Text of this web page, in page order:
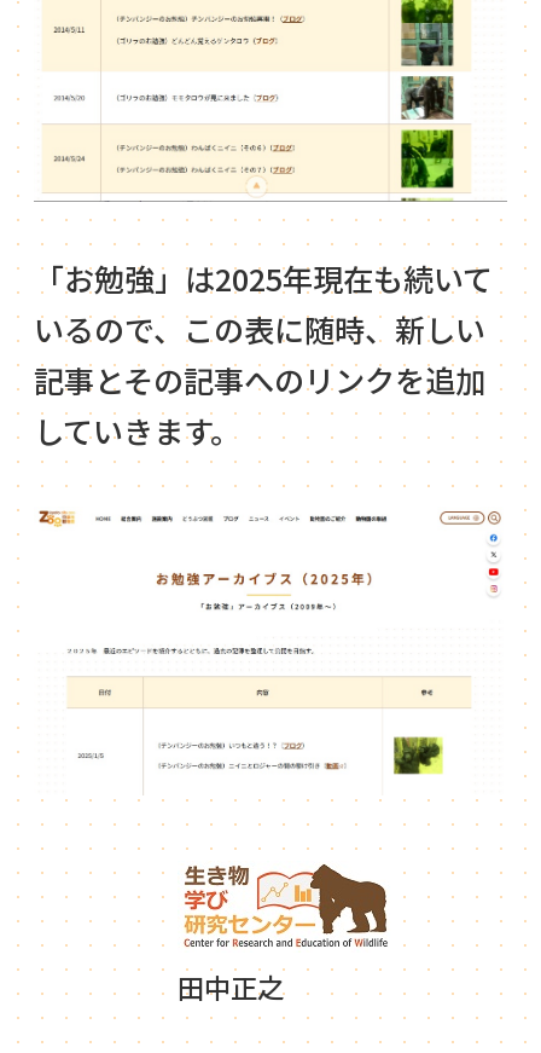
「お勉強」は2025年現在も続いて
いるので、この表に随時、新しい
記事とその記事へのリンクを追加
していきます。
田中正之